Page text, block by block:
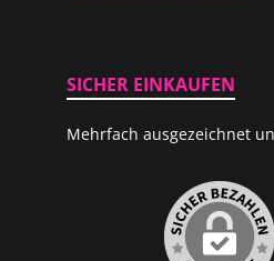
SICHER EINKAUFEN
Mehrfach ausgezeichnet